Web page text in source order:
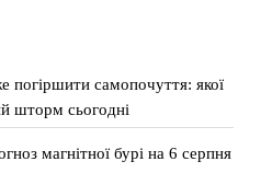
погіршити самопочуття: якої
шторм сьогодні
магнітної бурі на 6 серпня